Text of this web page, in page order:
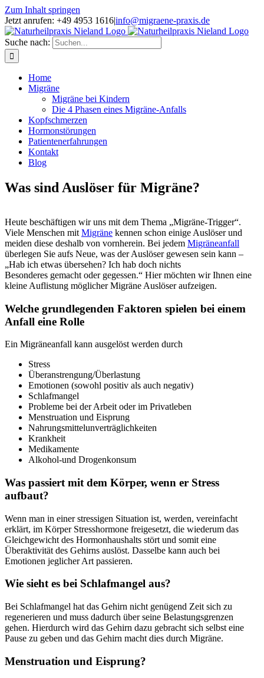
Zum Inhalt springen
Jetzt anrufen: +49 4953 1616|info@migraene-praxis.de
Suche nach:
Home
Migräne
Migräne bei Kindern
Die 4 Phasen eines Migräne-Anfalls
Kopfschmerzen
Hormonstörungen
Patientenerfahrungen
Kontakt
Blog
Was sind Auslöser für Migräne?
Heute beschäftigen wir uns mit dem Thema „Migräne-Trigger“.
Viele Menschen mit Migräne kennen schon einige Auslöser und
meiden diese deshalb von vornherein. Bei jedem Migräneanfall
überlegen Sie aufs Neue, was der Auslöser gewesen sein kann –
„Hab ich etwas übersehen? Ich hab doch nichts
Besonderes gemacht oder gegessen.“ Hier möchten wir Ihnen eine
kleine Auflistung möglicher Migräne Auslöser aufzeigen.
Welche grundlegenden Faktoren spielen bei einem
Anfall eine Rolle
Ein Migräneanfall kann ausgelöst werden durch
Stress
Überanstrengung/Überlastung
Emotionen (sowohl positiv als auch negativ)
Schlafmangel
Probleme bei der Arbeit oder im Privatleben
Menstruation und Eisprung
Nahrungsmittelunverträglichkeiten
Krankheit
Medikamente
Alkohol-und Drogenkonsum
Was passiert mit dem Körper, wenn er Stress
aufbaut?
Wenn man in einer stressigen Situation ist, werden, vereinfacht
erklärt, im Körper Stresshormone freigesetzt, die wiederum das
Gleichgewicht des Hormonhaushalts stört und somit eine
Überaktivität des Gehirns auslöst. Dasselbe kann auch bei
Emotionen jeglicher Art passieren.
Wie sieht es bei Schlafmangel aus?
Bei Schlafmangel hat das Gehirn nicht genügend Zeit sich zu
regenerieren und muss dadurch über seine Belastungsgrenzen
gehen. Hierdurch wird das Gehirn dazu gebracht sich selbst eine
Pause zu geben und das Gehirn macht dies durch Migräne.
Menstruation und Eisprung?